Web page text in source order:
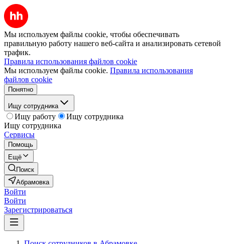
Мы используем файлы cookie, чтобы обеспечивать
правильную работу нашего веб-сайта и анализировать сетевой
трафик.
Правила использования файлов cookie
Мы используем файлы cookie. Правила использования
файлов cookie
Понятно
Ищу сотрудника
Ищу работу
Ищу сотрудника
Ищу сотрудника
Сервисы
Помощь
Ещё
Поиск
Абрамовка
Войти
Войти
Зарегистрироваться